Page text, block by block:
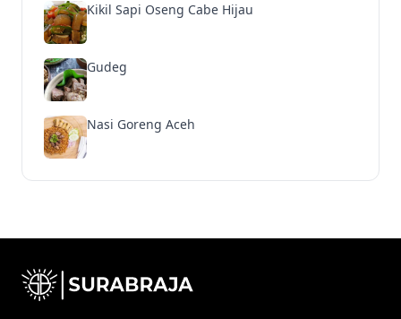
Kikil Sapi Oseng Cabe Hijau
Gudeg
Nasi Goreng Aceh